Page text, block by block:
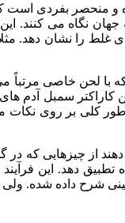
و منحصر بفردی است
نگاه می کنند.
را نشان دهد. مثلاً
سمبل آدم
کلی بر روی نکات
دهند از چیزهایی که
دهد. این